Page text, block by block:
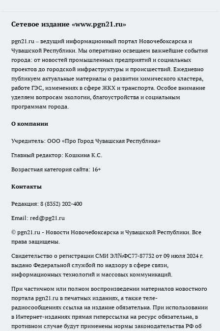
Сетевое издание «www.pgn21.ru»
pgn21.ru – ведущий информационный портал Новочебоксарска и
Чувашской Республики. Мы оперативно освещаем важнейшие события
города: от новостей промышленных предприятий и социальных
проектов до городской инфраструктуры и происшествий. Ежедневно
публикуем актуальные материалы о развитии химического кластера,
работе ГЭС, изменениях в сфере ЖКХ и транспорта. Особое внимание
уделяем вопросам экологии, благоустройства и социальным
программам города.
О компании
Учредитель: ООО «Про Город Чувашская Республика»
Главный редактор: Кошкина К.С.
Возрастная категория сайта: 16+
Контакты
Редакция: 8 (8352) 202-400
Email: red@pg21.ru
© pgn21.ru - Новости Новочебоксарска и Чувашской Республики. Все
права защищены.
Свидетельство о регистрации СМИ ЭЛ№ФС77-87732 от 09 июля 2024 г.
выдано Федеральной службой по надзору в сфере связи,
информационных технологий и массовых коммуникаций.
При частичном или полном воспроизведении материалов новостного
портала pgn21.ru в печатных изданиях, а также теле-
радиосообщениях ссылка на издание обязательна. При использовании
в Интернет-изданиях прямая гиперссылка на ресурс обязательна, в
противном случае будут применены нормы законодательства РФ об